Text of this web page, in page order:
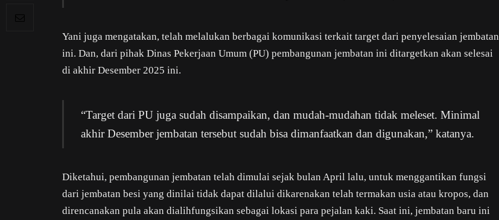
Yani juga mengatakan, telah melalukan berbagai komunikasi terkait target dari penyelesaian jembatan
ini. Dan, dari pihak Dinas Pekerjaan Umum (PU) pembangunan jembatan ini ditargetkan akan selesai
di akhir Desember 2025 ini.
“Target dari PU juga sudah disampaikan, dan mudah-mudahan tidak meleset. Minimal
akhir Desember jembatan tersebut sudah bisa dimanfaatkan dan digunakan,” katanya.
Diketahui, pembangunan jembatan telah dimulai sejak bulan April lalu, untuk menggantikan fungsi
dari jembatan besi yang dinilai tidak dapat dilalui dikarenakan telah termakan usia atau kropos, dan
direncanakan pula akan dialihfungsikan sebagai lokasi para pejalan kaki. Saat ini, jembatan baru ini